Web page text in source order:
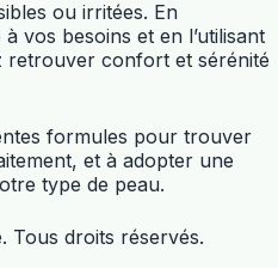
ou irritées. En
vos besoins et en l’utilisant
confort et sérénité
formules pour trouver
et à adopter une
type de peau.
Tous droits réservés.